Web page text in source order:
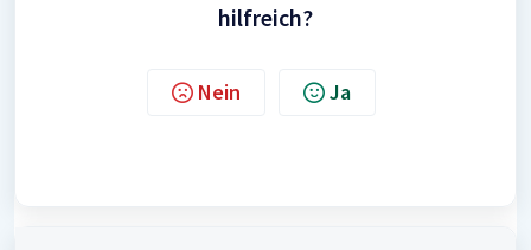
hilfreich?
Nein Ja